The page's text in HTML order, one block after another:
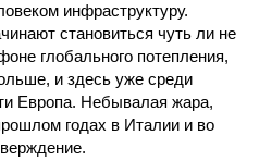
инфраструктуру.
становиться чуть ли не
глобального потепления,
и здесь уже среди
Европа. Небывалая жара,
годах в Италии и во